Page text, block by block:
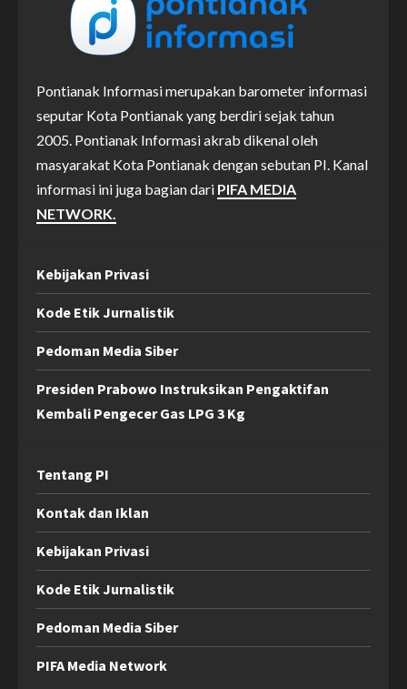
Pontianak Informasi merupakan barometer informasi
seputar Kota Pontianak yang berdiri sejak tahun
2005. Pontianak Informasi akrab dikenal oleh
masyarakat Kota Pontianak dengan sebutan PI. Kanal
informasi ini juga bagian dari PIFA MEDIA
NETWORK.
Kebijakan Privasi
Kode Etik Jurnalistik
Pedoman Media Siber
Presiden Prabowo Instruksikan Pengaktifan
Kembali Pengecer Gas LPG 3 Kg
Tentang PI
Kontak dan Iklan
Kebijakan Privasi
Kode Etik Jurnalistik
Pedoman Media Siber
PIFA Media Network